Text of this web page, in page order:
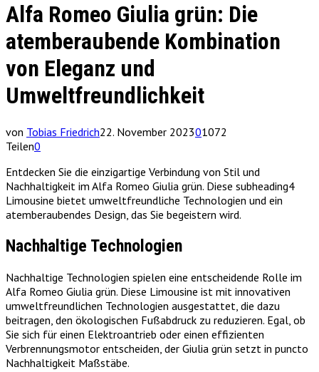
Alfa Romeo Giulia grün: Die
atemberaubende Kombination
von Eleganz und
Umweltfreundlichkeit
von Tobias Friedrich22. November 202301072
Teilen0
Entdecken Sie die einzigartige Verbindung von Stil und
Nachhaltigkeit im Alfa Romeo Giulia grün. Diese subheading4
Limousine bietet umweltfreundliche Technologien und ein
atemberaubendes Design, das Sie begeistern wird.
Nachhaltige Technologien
Nachhaltige Technologien spielen eine entscheidende Rolle im
Alfa Romeo Giulia grün. Diese Limousine ist mit innovativen
umweltfreundlichen Technologien ausgestattet, die dazu
beitragen, den ökologischen Fußabdruck zu reduzieren. Egal, ob
Sie sich für einen Elektroantrieb oder einen effizienten
Verbrennungsmotor entscheiden, der Giulia grün setzt in puncto
Nachhaltigkeit Maßstäbe.